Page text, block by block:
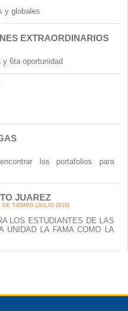
y globales
EXTRAORDINARIOS
6ta oportunidad
los portafolios para
JUAREZ
DE TIEMPO (JULIO 2019)
LOS ESTUDIANTES DE LAS
UNIDAD LA FAMA COMO LA